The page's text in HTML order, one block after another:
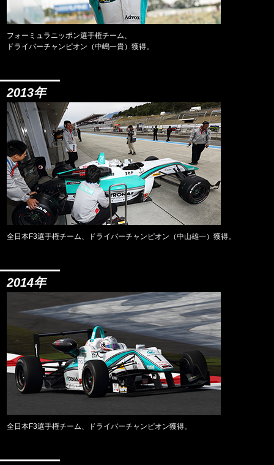
フォーミュラニッポン選手権チーム、
ドライバーチャンピオン（中嶋一貴）獲得。
2013年
全日本F3選手権チーム、ドライバーチャンピオン（中山雄一）獲得。
2014年
全日本F3選手権チーム、ドライバーチャンピオン獲得。